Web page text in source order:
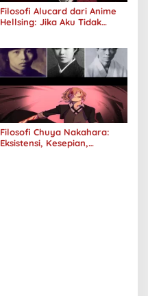
Filosofi Alucard dari Anime
Hellsing: Jika Aku Tidak
Filosofi Chuya Nakahara:
Eksistensi, Kesepian,